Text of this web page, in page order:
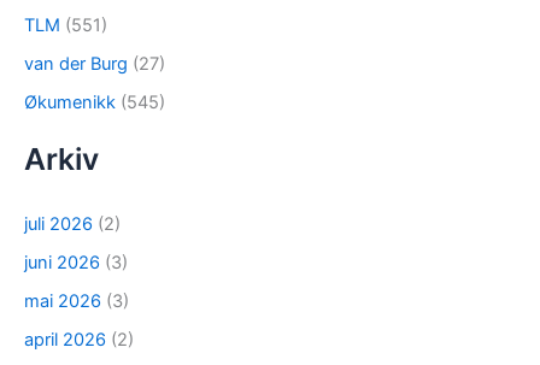
TLM (551)
van der Burg (27)
Økumenikk (545)
Arkiv
juli 2026 (2)
juni 2026 (3)
mai 2026 (3)
april 2026 (2)